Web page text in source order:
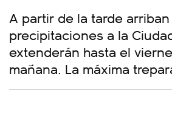
A partir de la tarde
precipitaciones a la
extenderán hasta el
mañana. La máxima